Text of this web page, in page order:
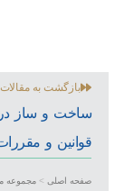
بازگشت به مقالات
ساخت و ساز در
قوانین و
صفحه اصلی > مجموعه